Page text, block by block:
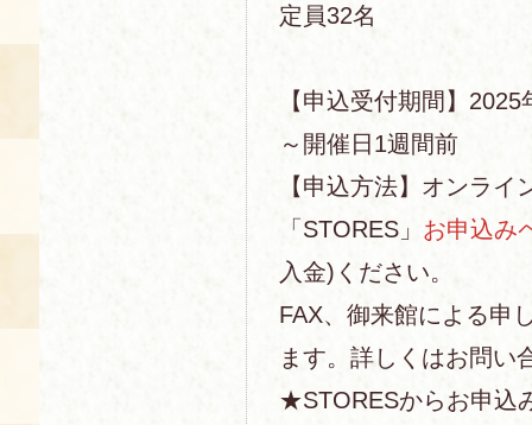
定員32名
【申込受付期間】
～開催日1週間前
【申込方法】オンライ
「STORES」 お申込み
入金)ください。
FAX、御来館による申
ます。詳しくはお問い
★STORESからお申込